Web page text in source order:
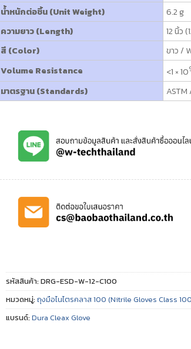
น้ำหนักต่อชิ้น (Unit Weight)
6.2 g
ความยาว (Length)
12 นิ้ว
สี (Color)
ขาว /
Volume Resistance
<1 × 10
มาตรฐาน (Standards)
รหัสสินค้า:DRG-ESD-W-12-C100
หมวดหมู่:ถุงมือไนไตรคลาส 100 (Nitrile Gloves Class
แบรนด์:Dura Cleax Glove